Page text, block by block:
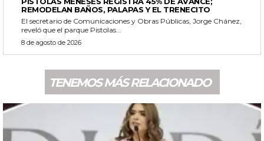
REMODELAN BAÑOS, PALAPAS Y EL TRENECITO
El secretario de Comunicaciones y Obras Públicas, Jorge Chánez,
reveló que el parque Pistolas...
8 de agosto de 2026
TENEMOS MÁS RELACIONADO